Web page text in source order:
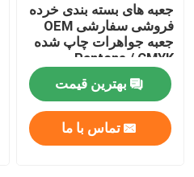
جعبه های بسته بندی خرده
فروشی سفارشی OEM
جعبه جواهرات چاپ شده
Pantone / CMYK
بهترین قیمت
تماس با ما